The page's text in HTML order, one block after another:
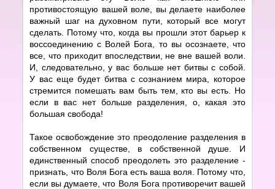
противостоящую вашей воле, вы делаете наиболее
важный шаг на духовном пути, который все могут
сделать. Потому что, когда вы прошли этот барьер к
воссоединению с Волей Бога, то вы осознаете, что
все, что приходит впоследствии, не вне вашей воли.
И, следовательно, у вас больше нет битвы с собой.
У вас еще будет битва с сознанием мира, которое
стремится помешать вам быть тем, кто вы есть. Но
если в вас нет больше разделения, о, какая это
большая свобода!
Такое освобождение это преодоление разделения в
собственном существе, в собственной душе. И
единственный способ преодолеть это разделение -
признать, что Воля Бога есть ваша воля. Потому что,
если вы думаете, что Воля Бога противоречит вашей